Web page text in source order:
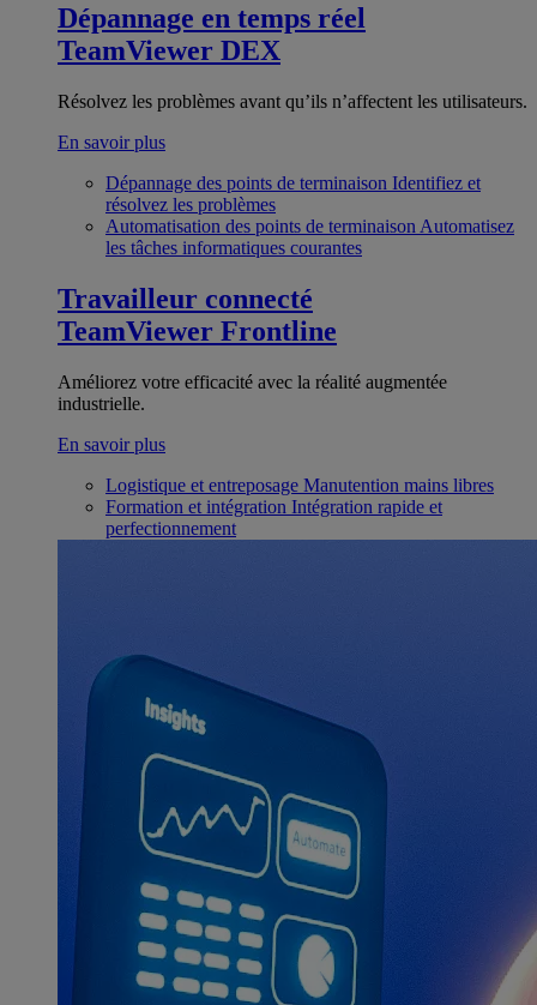
Dépannage en temps réel
TeamViewer DEX
Résolvez les problèmes avant qu’ils n’affectent les utilisateurs.
En savoir plus
Dépannage des points de terminaison Identifiez et
résolvez les problèmes
Automatisation des points de terminaison Automatisez
les tâches informatiques courantes
Travailleur connecté
TeamViewer Frontline
Améliorez votre efficacité avec la réalité augmentée
industrielle.
En savoir plus
Logistique et entreposage Manutention mains libres
Formation et intégration Intégration rapide et
perfectionnement